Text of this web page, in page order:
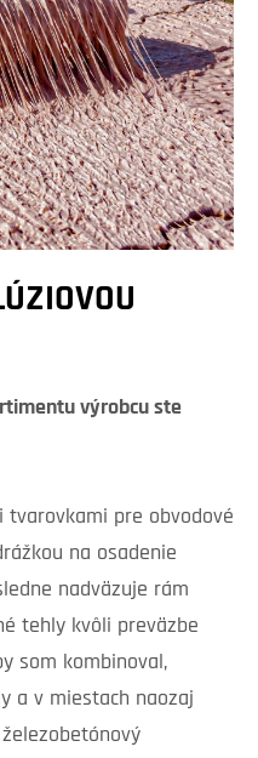
výrobcu ste
tvarovkami pre obvodové
na osadenie
nadväzuje rám
tehly kvôli preväzbe
som kombinoval,
a v miestach naozaj